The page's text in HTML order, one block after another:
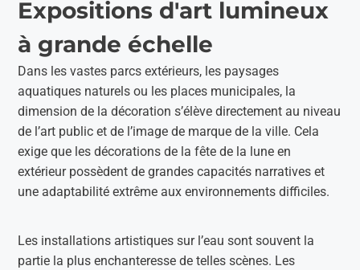
Expositions d'art lumineux
à grande échelle
Dans les vastes parcs extérieurs, les paysages
aquatiques naturels ou les places municipales, la
dimension de la décoration s’élève directement au niveau
de l’art public et de l’image de marque de la ville. Cela
exige que les décorations de la fête de la lune en
extérieur possèdent de grandes capacités narratives et
une adaptabilité extrême aux environnements difficiles.
Les installations artistiques sur l’eau sont souvent la
partie la plus enchanteresse de telles scènes. Les